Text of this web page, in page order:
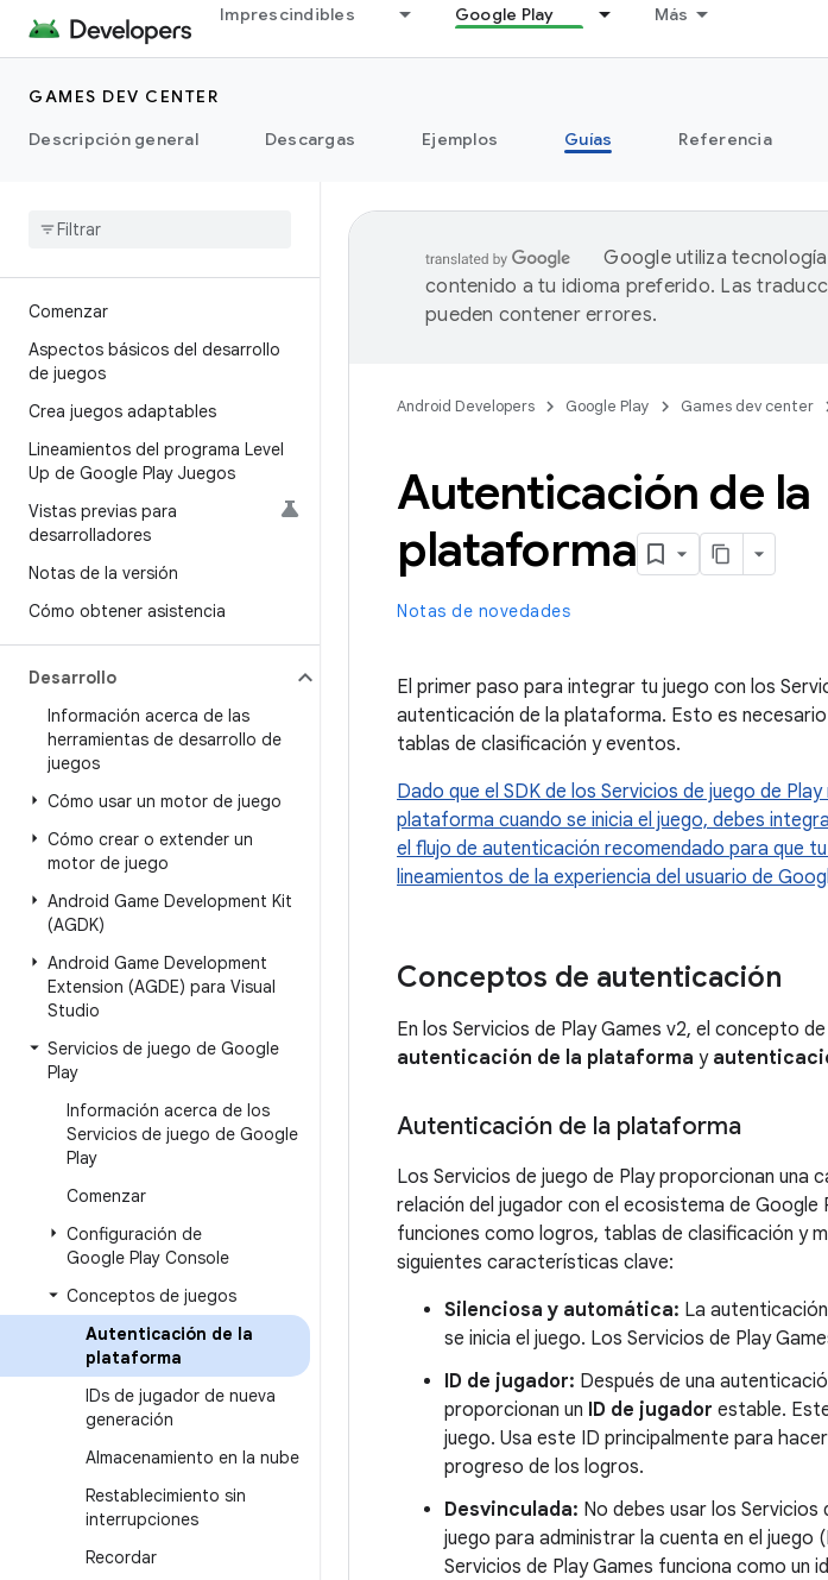
Imprescindibles Google Play Más
GAMES DEV CENTER
Descripción general
Descargas Ejemplos Guías Referencia
Comenzar
Aspectos básicos del desarrollo
de juegos
Crea juegos adaptables
Lineamientos del programa Level
Up de Google Play Juegos
Vistas previas para
desarrolladores
Notas de la versión
Cómo obtener asistencia
Desarrollo
Información acerca de las
herramientas de desarrollo de
juegos
Cómo usar un motor de juego
Cómo crear o extender un
motor de juego
Android Game Development Kit
(AGDK)
Android Game Development
Extension (AGDE) para Visual
Studio
Servicios de juego de Google
Play
Información acerca de los
Servicios de juego de Google
Play
Comenzar
Configuración de
Google Play Console
Conceptos de juegos
Autenticación de la
plataforma
IDs de jugador de nueva
generación
Almacenamiento en la nube
Restablecimiento sin
interrupciones
Recordar
Google utiliza
contenido a tu idioma preferido. Las
pueden contener errores.
Android Developers Google Play Games dev center
Autenticación de la
plataforma
Notas de novedades
El primer paso para integrar tu juego con los
autenticación de la plataforma. Esto es
tablas de clasificación y eventos.
Dado que el SDK de los Servicios de juego de
plataforma cuando se inicia el juego, debes
el flujo de autenticación recomendado para que
lineamientos de la experiencia del usuario de
Conceptos de autenticación
En los Servicios de Play Games v2, el concepto
autenticación de la plataforma y
Autenticación de la plataforma
Los Servicios de juego de Play proporcionan una
relación del jugador con el ecosistema de Google
funciones como logros, tablas de clasificación y
siguientes características clave:
Silenciosa y automática: La
se inicia el juego. Los Servicios de Play
ID de jugador: Después de una
proporcionan un ID de jugador estable.
juego. Usa este ID principalmente para
progreso de los logros.
Desvinculada: No debes usar los
juego para administrar la cuenta en el juego
Servicios de Play Games funciona como